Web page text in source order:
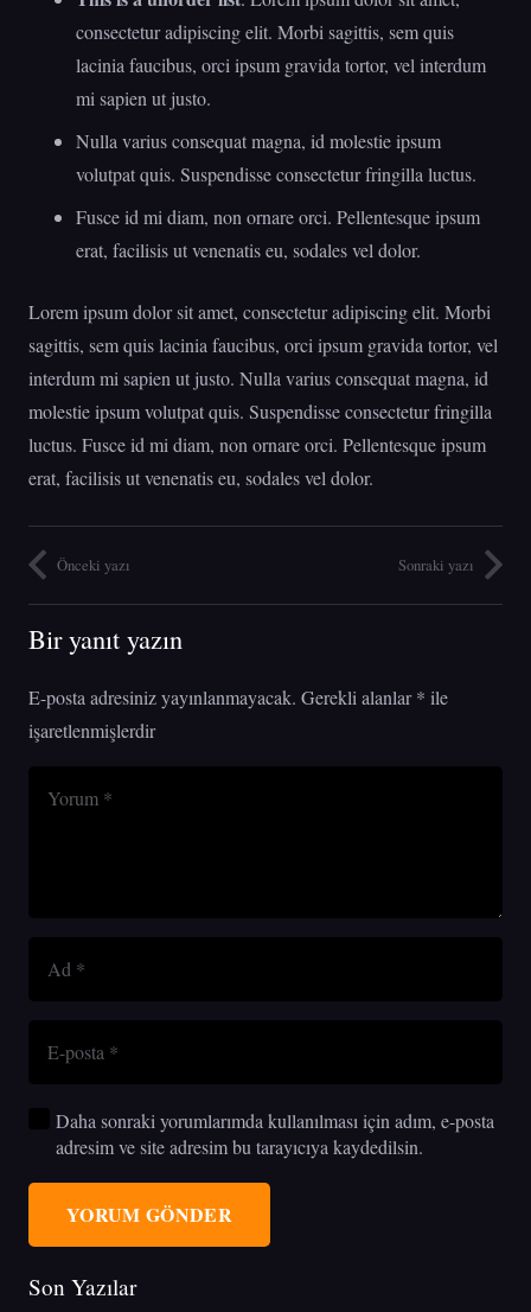
consectetur adipiscing elit. Morbi sagittis, sem quis
lacinia faucibus, orci ipsum gravida tortor, vel interdum
mi sapien ut justo.
Nulla varius consequat magna, id molestie ipsum
volutpat quis. Suspendisse consectetur fringilla luctus.
Fusce id mi diam, non ornare orci. Pellentesque ipsum
erat, facilisis ut venenatis eu, sodales vel dolor.
Lorem ipsum dolor sit amet, consectetur adipiscing elit. Morbi
sagittis, sem quis lacinia faucibus, orci ipsum gravida tortor, vel
interdum mi sapien ut justo. Nulla varius consequat magna, id
molestie ipsum volutpat quis. Suspendisse consectetur fringilla
luctus. Fusce id mi diam, non ornare orci. Pellentesque ipsum
erat, facilisis ut venenatis eu, sodales vel dolor.
Önceki yazı Sonraki yazı
Bir yanıt yazın
E-posta adresiniz yayınlanmayacak. Gerekli alanlar* ile
işaretlenmişlerdir
Daha sonraki yorumlarımda kullanılması için adım, e-posta
adresim ve site adresim bu tarayıcıya kaydedilsin.
YORUM GÖNDER
Son Yazılar